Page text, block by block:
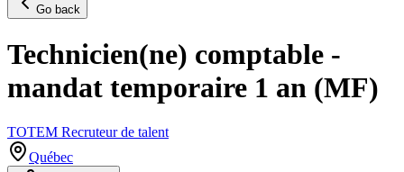
Go back
Technicien(ne) comptable -
mandat temporaire 1 an (MF)
TOTEM Recruteur de talent
Québec